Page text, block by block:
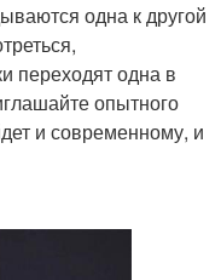
одна к другой
переходят одна в
опытного
и современному, и